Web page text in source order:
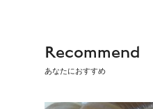
Recommend
あなたにおすすめ